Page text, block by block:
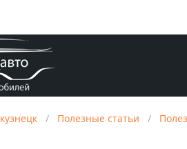
/ Полезные статьи /